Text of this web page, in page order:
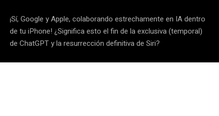
¡Sí, Google y Apple, colaborando estrechamente en IA dentro
de tu iPhone! ¿Significa esto el fin de la exclusiva (temporal)
de ChatGPT y la resurrección definitiva de Siri?